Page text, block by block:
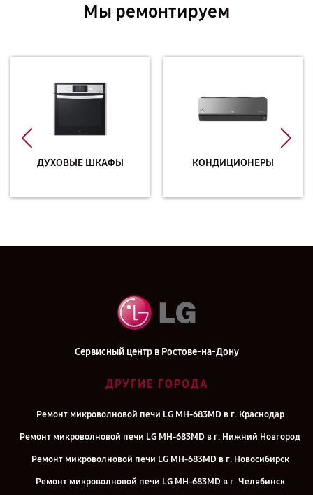
Мы ремонтируем
ДУХОВЫЕ ШКАФЫ КОНДИЦИОНЕРЫ
Сервисный центр в Ростове-на-Дону
ДРУГИЕ ГОРОДА
Ремонт микроволновой печи LG MH-683MD в г. Краснодар
Ремонт микроволновой печи LG MH-683MD в г. Нижний Новгород
Ремонт микроволновой печи LG MH-683MD в г. Новосибирск
Ремонт микроволновой печи LG MH-683MD в г. Челябинск